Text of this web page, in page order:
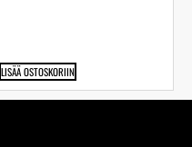
LISÄÄ OSTOSKORIIN